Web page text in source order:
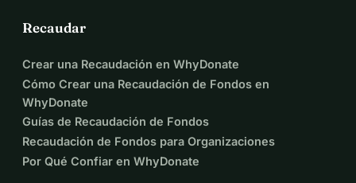
Recaudar
Crear una Recaudación en WhyDonate
Cómo Crear una Recaudación de Fondos en
WhyDonate
Guías de Recaudación de Fondos
Recaudación de Fondos para Organizaciones
Por Qué Confiar en WhyDonate